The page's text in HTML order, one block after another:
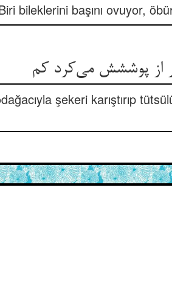
bileklerini başını ovuyor,
از پوششش می‌کرد کم
şekeri karıştırıp